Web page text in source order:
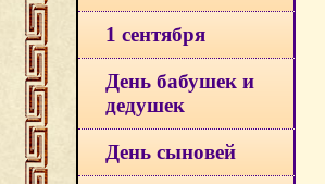
1 сентября
День бабушек и
дедушек
День сыновей